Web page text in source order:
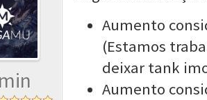
Aumento
(Estamos
deixar tank
Aumento